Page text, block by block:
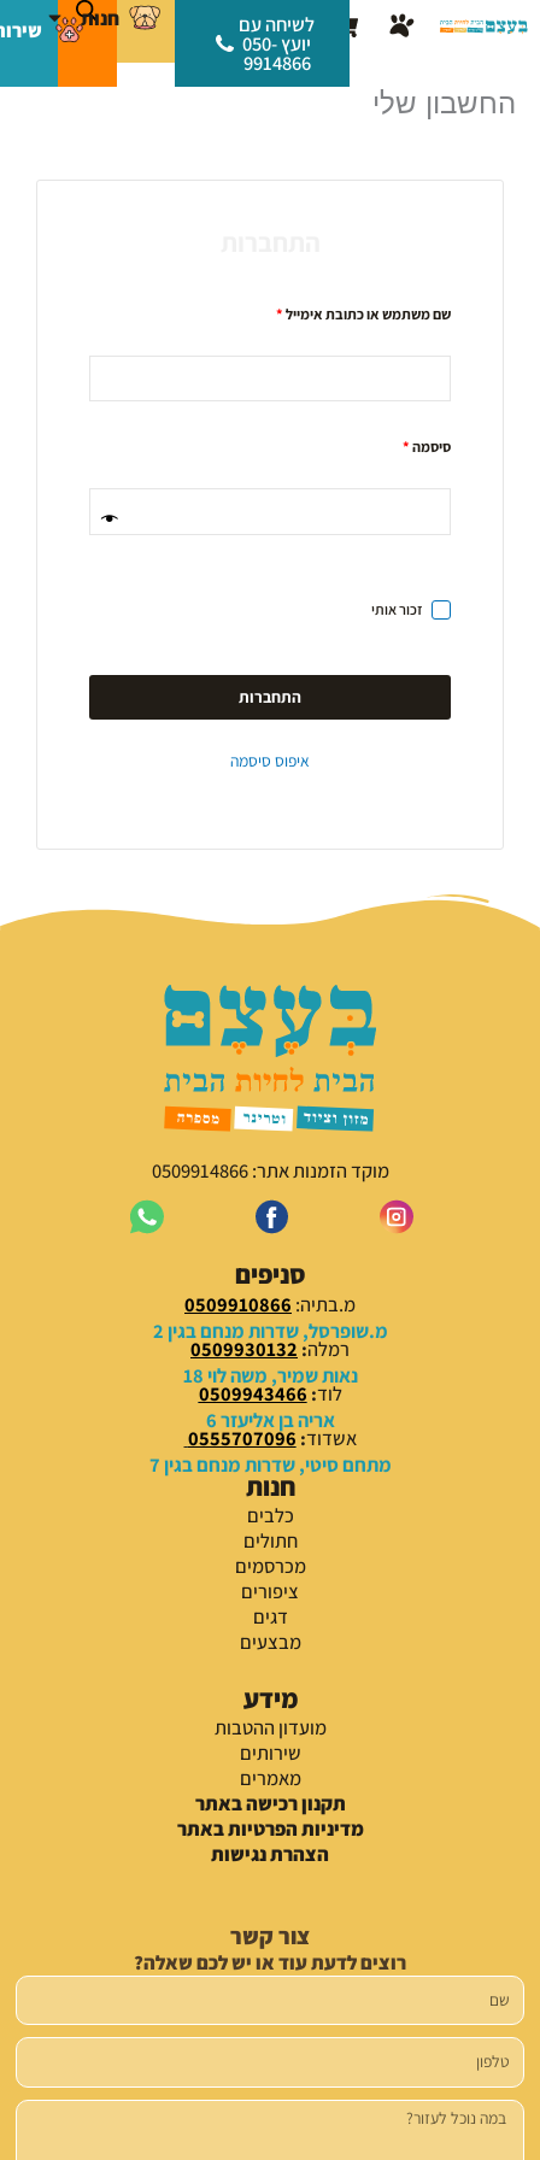
לתוכן
עגלת
קניות
לשיחה עם
יועץ 050-
9914866
חנות
החשבון שלי
שם משתמש או כתובת אימייל*
סיסמה*
זכור אותי
התחברות
איפוס סיסמה
מוקד הזמנות אתר: 0509914866
סניפים
מ.בתיה: 0509910866
מ.שופרסל, שדרות מנחם בגין 2
רמלה:
0509930132
נאות שמיר, משה לוי 18
לוד:
0509943466
אריה בן אליעזר 6
אשדוד:
0555707096
מתחם סיטי, שדרות מנחם בגין 7
חנות
כלבים
חתולים
מכרסמים
ציפורים
דגים
מבצעים
מידע
מועדון ההטבות
שירותים
מאמרים
תקנון רכישה באתר
מדיניות הפרטיות באתר
הצהרת נגישות
צור קשר
רוצים לדעת עוד או יש לכם שאלה?
שם
טלפון
הודעה